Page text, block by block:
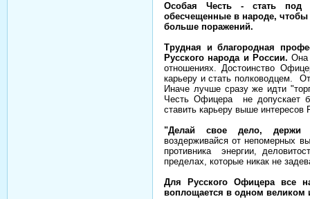
Особая Честь - стать под
обесчещенные в народе,
больше поражений.
Трудная и благородная
Русского народа и России. Она
отношениях. Достоинство
карьеру и стать полководцем.
Иначе лучше сразу же идти
Честь Офицера не допускает
ставить карьеру выше интересов
"Делай свое дело,
воздерживайся от непомерных
противника энергии,
пределах, которые никак не
Для Русского Офицера все
воплощается в одном